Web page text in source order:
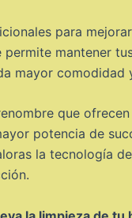
para
mantener
mayor comodidad
que
potencia de
la tecnología